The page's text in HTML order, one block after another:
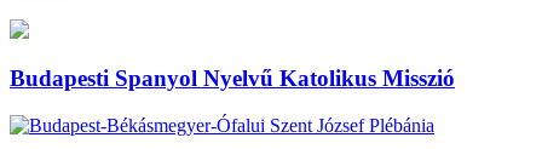
Budapesti Spanyol Nyelvű Katolikus Misszió